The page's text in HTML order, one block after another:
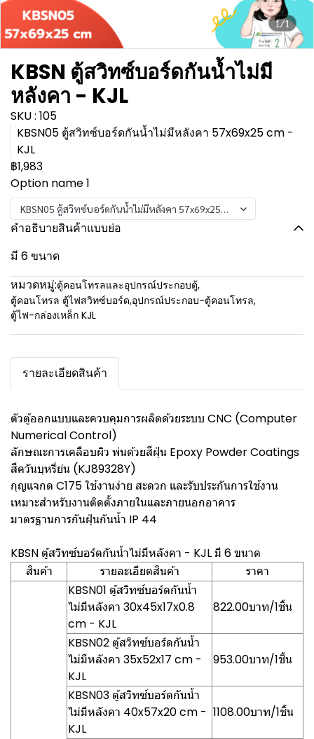
1/1
KBSN ตู้สวิทซ์บอร์ดกันน้ำไม่มี
หลังคา - KJL
SKU : 105
KBSN05 ตู้สวิทซ์บอร์ดกันน้ำไม่มีหลังคา 57x69x25 cm -
KJL
฿1,983
Option name 1
KBSN05 ตู้สวิทซ์บอร์ดกันน้ำไม่มีหลังคา 57x69x25 cm - KJL
คำอธิบายสินค้าแบบย่อ
มี 6 ขนาด
หมวดหมู่:ตู้คอนโทรลและอุปกรณ์ประกอบตู้,
ตู้คอนโทรล ตู้ไฟสวิทซ์บอร์ด,อุปกรณ์ประกอบ-ตู้คอนโทรล,
ตู้ไฟ-กล่องเหล็ก KJL
รายละเอียดสินค้า
ตัวตู้ออกแบบและควบคุมการผลิตด้วยระบบ CNC (Computer
Numerical Control)
ลักษณะการเคลือบผิว พ่นด้วยสีฝุ่น Epoxy Powder Coatings
สีควันบุหรี่ย่น (KJ89328Y)
กุญแจกด C175 ใช้งานง่าย สะดวก และรับประกันการใช้งาน
เหมาะสำหรับงานติดตั้งภายในและภายนอกอาคาร
มาตรฐานการกันฝุ่นกันน้ำ IP 44
KBSN ตู้สวิทซ์บอร์ดกันน้ำไม่มีหลังคา - KJL มี 6 ขนาด
สินค้า
รายละเอียดสินค้า
ราคา
KBSN01 ตู้สวิทซ์บอร์ดกันน้ำ
ไม่มีหลังคา 30x45x17x0.8
cm - KJL
822.00บาท/1ชิ้น
KBSN02 ตู้สวิทซ์บอร์ดกันน้ำ
ไม่มีหลังคา 35x52x17 cm -
KJL
953.00บาท/1ชิ้น
KBSN03 ตู้สวิทซ์บอร์ดกันน้ำ
ไม่มีหลังคา 40x57x20 cm -
KJL
1108.00บาท/1ชิ้น